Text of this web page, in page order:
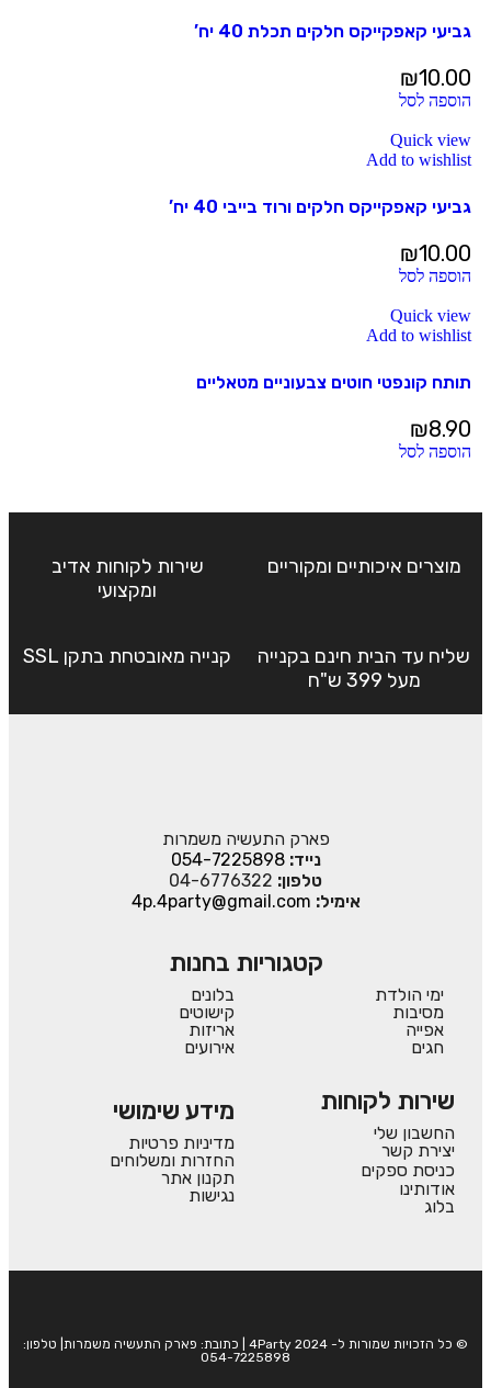
גביעי קאפקייקס חלקים תכלת 40 יח’
₪10.00
הוספה לסל
Quick view
Add to wishlist
גביעי קאפקייקס חלקים ורוד בייבי 40 יח’
₪10.00
הוספה לסל
Quick view
Add to wishlist
תותח קונפטי חוטים צבעוניים מטאליים
₪8.90
הוספה לסל
מוצרים איכותיים ומקוריים
שירות לקוחות אדיב
ומקצועי
שליח עד הבית חינם בקנייה
מעל 399 ש"ח
קנייה מאובטחת בתקן SSL
פארק התעשיה משמרות
נייד:054-7225898
טלפון: 04-6776322
אימיל: 4p.4party@gmail.com
קטגוריות בחנות
ימי הולדת
מסיבות
אפייה
חגים
בלונים
קישוטים
אריזות
אירועים
שירות לקוחות
החשבון שלי
יצירת קשר
כניסת ספקים
אודותינו
בלוג
מידע שימושי
מדיניות פרטיות
החזרות ומשלוחים
תקנון אתר
נגישות
© כל הזכויות שמורות ל- 4Party 2024 | כתובת: פארק התעשיה משמרות| טלפון:
054-7225898